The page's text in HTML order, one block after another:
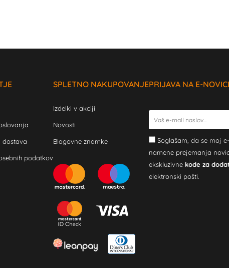
dostava
podatkov
SPLETNO NAKUPOVANJE
Izdelki v akciji
Novosti
Blagovne znamke
PRIJAVA NA E-
Soglašam, da se moj
namene prejemanja
ekskluzivne kode za
elektronski pošti.